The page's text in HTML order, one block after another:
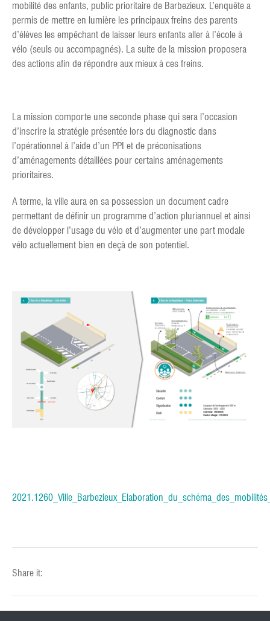
mobilité des enfants, public prioritaire de Barbezieux. L’enquête a
permis de mettre en lumière les principaux freins des parents
d’élèves les empêchant de laisser leurs enfants aller à l’école à
vélo (seuls ou accompagnés). La suite de la mission proposera
des actions afin de répondre aux mieux à ces freins.
La mission comporte une seconde phase qui sera l’occasion
d’inscrire la stratégie présentée lors du diagnostic dans
l’opérationnel à l’aide d’un PPI et de préconisations
d’aménagements détaillées pour certains aménagements
prioritaires.
A terme, la ville aura en sa possession un document cadre
permettant de définir un programme d’action pluriannuel et ainsi
de développer l’usage du vélo et d’augmenter une part modale
vélo actuellement bien en deçà de son potentiel.
Share it: